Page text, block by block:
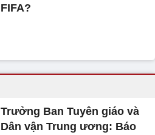
FIFA?
Trưởng Ban Tuyên giáo và
Dân vận Trung ương: Báo